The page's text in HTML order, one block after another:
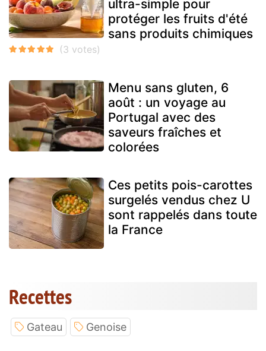
ultra-simple pour
protéger les fruits d'été
sans produits chimiques
Menu sans gluten, 6
août : un voyage au
Portugal avec des
saveurs fraîches et
colorées
Ces petits pois-carottes
surgelés vendus chez U
sont rappelés dans toute
la France
Recettes
Gateau Genoise